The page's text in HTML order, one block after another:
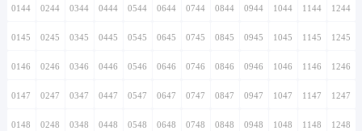
0144 0244 0344 0444 0544 0644 0744 0844 0944 1044 1144 1244
0145 0245 0345 0445 0545 0645 0745 0845 0945 1045 1145 1245
0146 0246 0346 0446 0546 0646 0746 0846 0946 1046 1146 1246
0147 0247 0347 0447 0547 0647 0747 0847 0947 1047 1147 1247
0148 0248 0348 0448 0548 0648 0748 0848 0948 1048 1148 1248